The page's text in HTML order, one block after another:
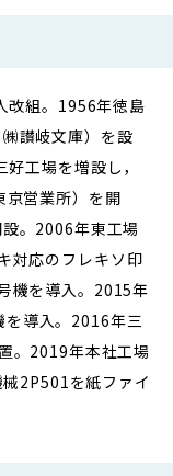
改組。1956年徳島
讃岐文庫）を設
工場を増設し，
京営業所）を開
。2006年東工場
対応のフレキソ印
機を導入。2015年
を導入。2016年三
。2019年本社工場
2P501を紙ファイ